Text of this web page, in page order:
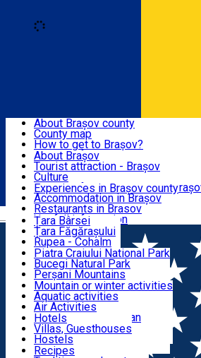
Română
BRAȘOV
EXPERIENCES
DESTINATIONS
NATURE
ACTIVE TOURISM
ACCOMMODATION
CULTURAL HERITAGE
About Brașov county
County map
How to get to Brașov?
Tourist Information Centers
Tourist Guides
Brașov Tourism Recommendations
Historical tourist attractions
What would a local recommend
Tourism news Brașov
Restaurants
About Brașov
Tourist attraction - Brașov
Culture
Tourist Information Center -
Accommodation in Brașov
Restaurants in Brasov
Usefull information
Experiences in Brașov county
Țara Bârsei
Țara Făgărașului
Rupea - Cohalm
ECO Destinations
Piatra Craiului National Park
Bucegi Natural Park
Perșani Mountains
Făgăraș Mountains
Postăvarul Peak
Măgura Codlei
Ciucaș Mountains
Protected areas
Other natural attractions
Speoturism
Mountain or winter activities
Aquatic activities
Air Activities
Adventure, Equestrian
Cycling, Running
Other activities
Hotels
Villas, Guesthouses
Hostels
Cottages
Recipes